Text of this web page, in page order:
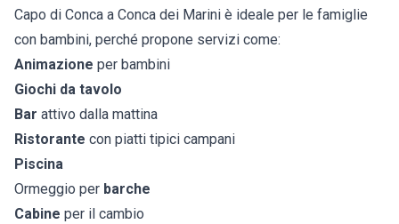
Capo di Conca a Conca dei Marini è ideale per le famiglie
con bambini, perché propone servizi come:
Animazione per bambini
Giochi da tavolo
Bar attivo dalla mattina
Ristorante con piatti tipici campani
Piscina
Ormeggio per barche
Cabine per il cambio